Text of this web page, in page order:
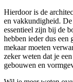
Hierdoor is de
en vakkundigheid.
essentieel zijn bij de
hebben ieder dus een
mekaar moeten
zeker weten dat je
gebouwen en